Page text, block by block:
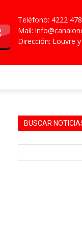
Teléfono: 4222
Mail:
Dirección: Louvre
BUSCAR